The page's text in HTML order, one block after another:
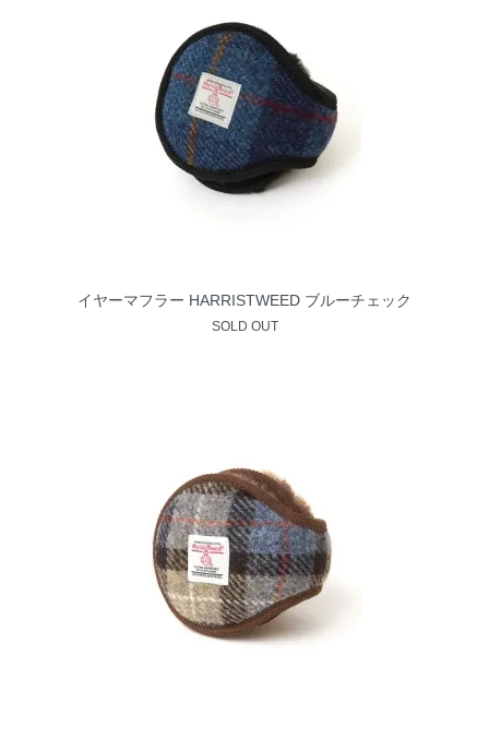
イヤーマフラー HARRISTWEED ブルーチェック
SOLD OUT